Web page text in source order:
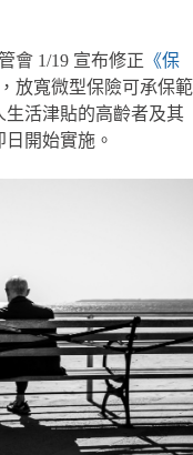
會 1/19 宣布修正 《保
，放寬微型保險可承保範
生活津貼的高齡者及其
開始實施。